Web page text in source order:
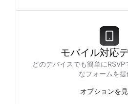
モバイル対応
どのデバイスでも簡単に
なフォームを提
オプションを